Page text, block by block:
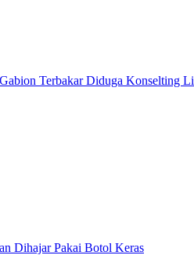
Terbakar Diduga Konselting
Dihajar Pakai Botol Keras